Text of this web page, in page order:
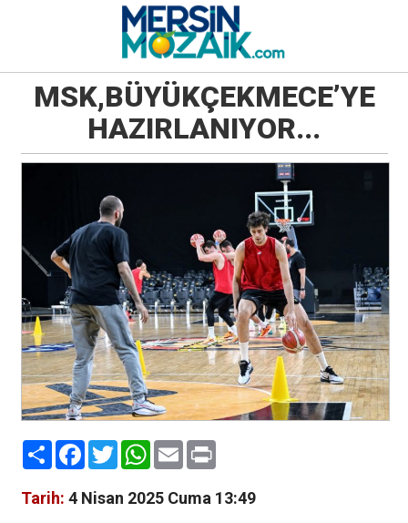
MSK,BÜYÜKÇEKMECE’YE
HAZIRLANIYOR...
PaylaşFacebook
TwitterWhatsApp
EmailPrint
Tarih: 4 Nisan 2025 Cuma 13:49